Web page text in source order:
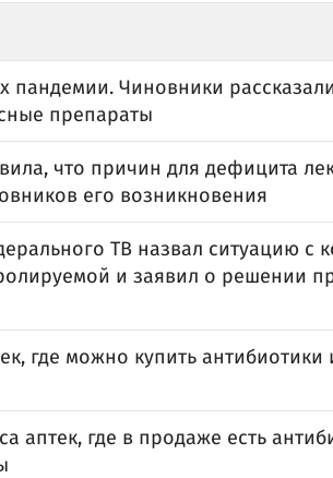
пандемии. Чиновники
препараты
что причин для дефицита
его возникновения
ТВ назвал ситуацию с
и заявил о решении
где можно купить антибиотики
аптек, где в продаже есть